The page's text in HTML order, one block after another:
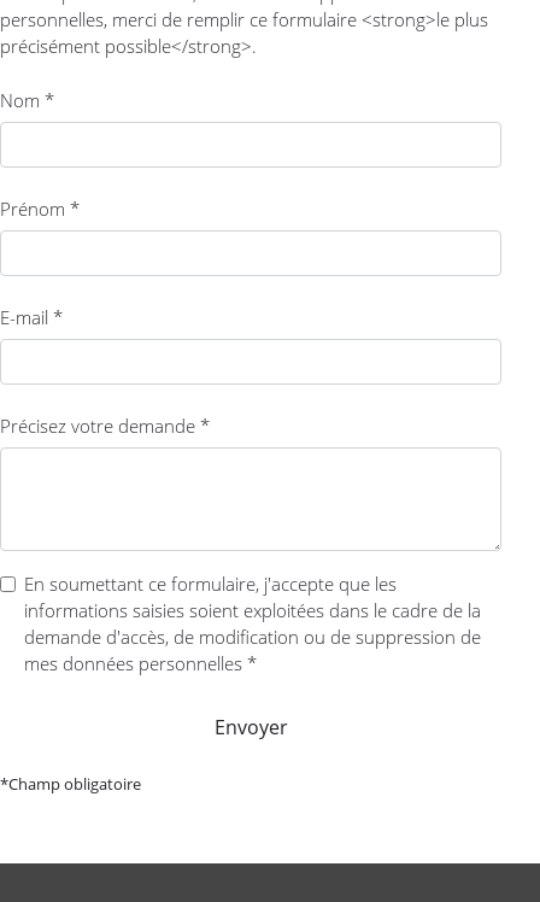
personnelles, merci de remplir ce formulaire <strong>le plus
précisément possible</strong>.
Nom *
Prénom *
E-mail *
Précisez votre demande *
En soumettant ce formulaire, j'accepte que les
informations saisies soient exploitées dans le cadre de la
demande d'accès, de modification ou de suppression de
mes données personnelles *
Envoyer
*Champ obligatoire